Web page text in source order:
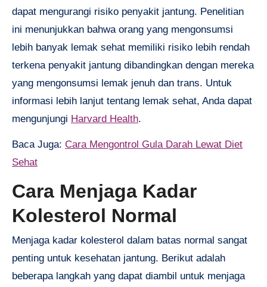
dapat mengurangi risiko penyakit jantung. Penelitian
ini menunjukkan bahwa orang yang mengonsumsi
lebih banyak lemak sehat memiliki risiko lebih rendah
terkena penyakit jantung dibandingkan dengan mereka
yang mengonsumsi lemak jenuh dan trans. Untuk
informasi lebih lanjut tentang lemak sehat, Anda dapat
mengunjungi Harvard Health.
Baca Juga: Cara Mengontrol Gula Darah Lewat Diet
Sehat
Cara Menjaga Kadar
Kolesterol Normal
Menjaga kadar kolesterol dalam batas normal sangat
penting untuk kesehatan jantung. Berikut adalah
beberapa langkah yang dapat diambil untuk menjaga